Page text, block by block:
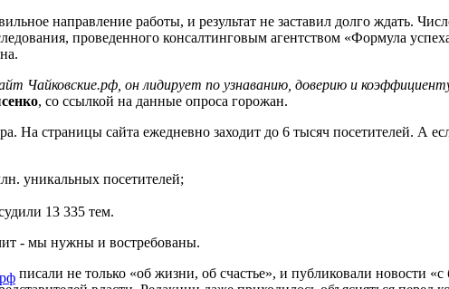
направление работы, и результат не заставил долго ждать.
проведенного консалтинговым агентством «Формула
Чайковские.рф, он лидирует по узнаванию, доверию и
, со ссылкой на данные опроса горожан.
На страницы сайта ежедневно заходит до 6 тысяч посетителей. А
уникальных посетителей;
13 335 тем.
- мы нужны и востребованы.
писали не только «об жизни, об счастье», и публиковали новости